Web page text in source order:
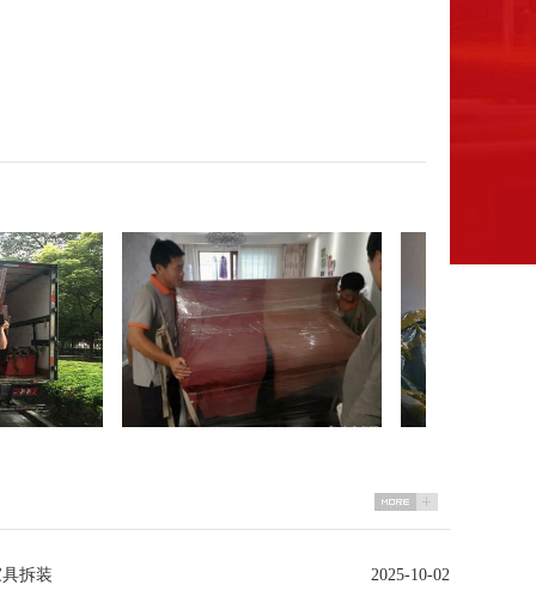
拆装 2025-10-02